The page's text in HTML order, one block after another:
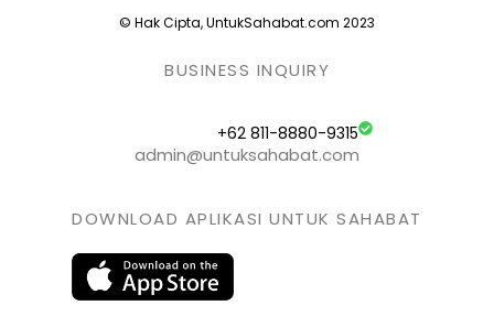
© Hak Cipta, UntukSahabat.com 2023
BUSINESS INQUIRY
+62 811-8880-9315
admin@untuksahabat.com
DOWNLOAD APLIKASI UNTUK SAHABAT